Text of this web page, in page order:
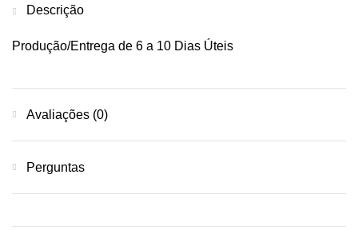
Descrição
Produção/Entrega de 6 a 10 Dias Úteis
Avaliações (0)
Perguntas